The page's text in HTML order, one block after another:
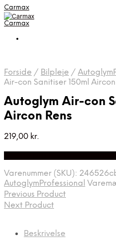
Carmax
Carmax
Forside / Bilpleje /
Air-con Sanitiser 150ml Aircon
Autoglym Air-con
Aircon Rens
219,00 kr.
Varenummer (SKU):
AutoglymProfessional
Previous Product
Next Product
Beskrivelse